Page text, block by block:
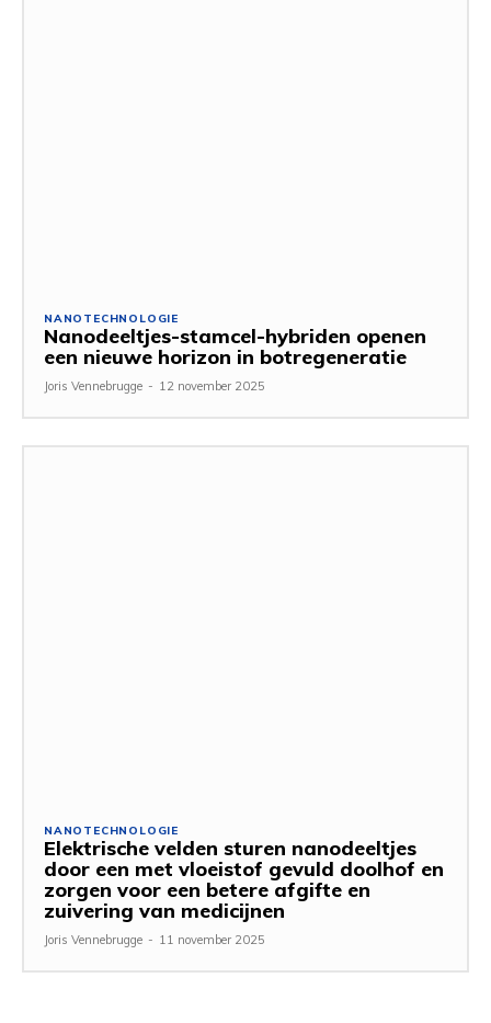
NANOTECHNOLOGIE
Nanodeeltjes-stamcel-hybriden openen
een nieuwe horizon in botregeneratie
Joris Vennebrugge - 12 november 2025
NANOTECHNOLOGIE
Elektrische velden sturen nanodeeltjes
door een met vloeistof gevuld doolhof en
zorgen voor een betere afgifte en
zuivering van medicijnen
Joris Vennebrugge - 11 november 2025